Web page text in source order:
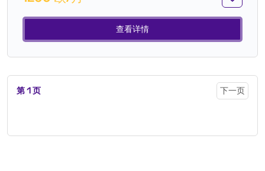
查看详情
第 1 页 下一页